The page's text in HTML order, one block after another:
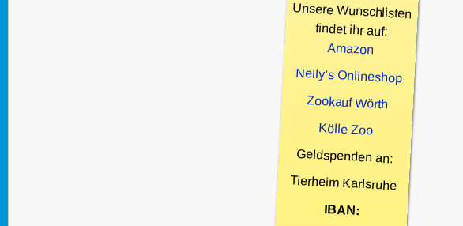
Unsere Wunschlisten
findet ihr auf:
Amazon
Nelly’s Onlineshop
Zookauf Wörth
Kölle Zoo
Geldspenden an:
Tierheim Karlsruhe
IBAN: